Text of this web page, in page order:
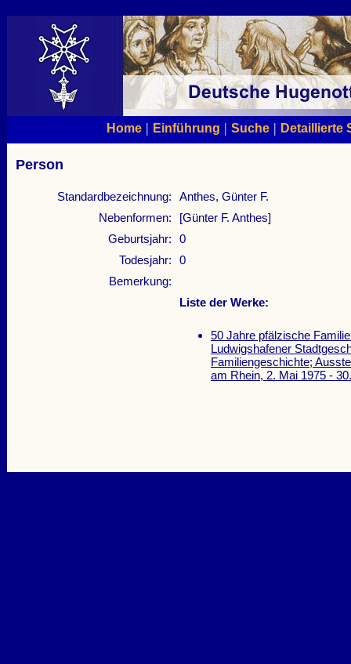
Home| Einführung | Suche| Detaillierte
Person
Standardbezeichnung:
Anthes, Günter F.
Nebenformen:
[Günter F. Anthes]
Geburtsjahr:
0
Todesjahr:
0
Bemerkung:
Liste der Werke:
50 Jahre pfälzische
Ludwigshafener
Familiengeschichte;
am Rhein, 2. Mai 1975 -